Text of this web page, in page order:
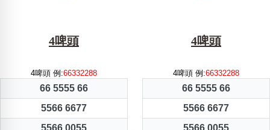
4啤頭
4啤頭 例:66332288
66 5555 66
5566 6677
4啤頭
4啤頭 例:66332288
66 5555 66
5566 6677